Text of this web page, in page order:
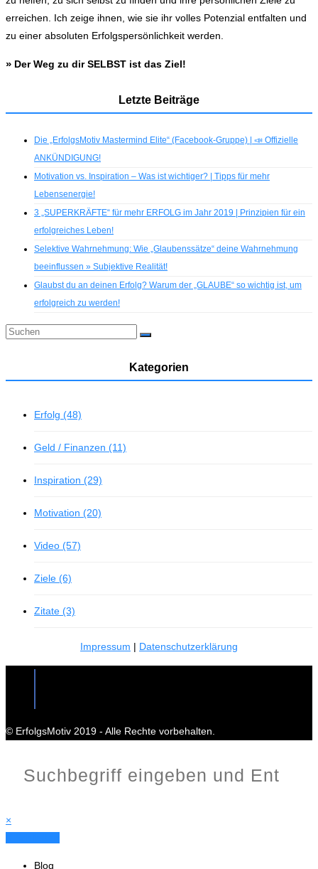
erreichen. Ich zeige ihnen, wie sie ihr volles Potenzial entfalten und
zu einer absoluten Erfolgspersönlichkeit werden.
» Der Weg zu dir SELBST ist das Ziel!
Letzte Beiträge
Die „ErfolgsMotiv Mastermind Elite“ (Facebook-Gruppe) | 📣 Offizielle
ANKÜNDIGUNG!
Motivation vs. Inspiration – Was ist wichtiger? | Tipps für mehr
Lebensenergie!
3 „SUPERKRÄFTE“ für mehr ERFOLG im Jahr 2019 | Prinzipien für ein
erfolgreiches Leben!
Selektive Wahrnehmung: Wie „Glaubenssätze“ deine Wahrnehmung
beeinflussen » Subjektive Realität!
Glaubst du an deinen Erfolg? Warum der „GLAUBE“ so wichtig ist, um
erfolgreich zu werden!
Kategorien
Erfolg (48)
Geld / Finanzen (11)
Inspiration (29)
Motivation (20)
Video (57)
Ziele (6)
Zitate (3)
Impressum | Datenschutzerklärung
© ErfolgsMotiv 2019 - Alle Rechte vorbehalten.
×
Blog